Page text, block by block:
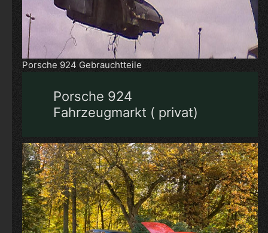
Porsche 924 Gebrauchtteile
Porsche 924
Fahrzeugmarkt ( privat)